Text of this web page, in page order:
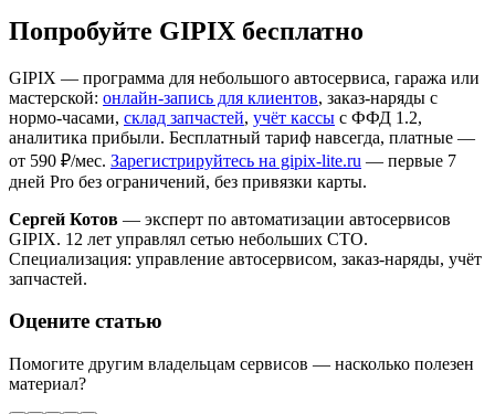
Попробуйте GIPIX бесплатно
GIPIX — программа для небольшого автосервиса, гаража или
мастерской: онлайн-запись для клиентов, заказ-наряды с
нормо-часами, склад запчастей, учёт кассы с ФФД 1.2,
аналитика прибыли. Бесплатный тариф навсегда, платные —
от 590 ₽/мес. Зарегистрируйтесь на gipix-lite.ru — первые 7
дней Pro без ограничений, без привязки карты.
Сергей Котов — эксперт по автоматизации автосервисов
GIPIX. 12 лет управлял сетью небольших СТО.
Специализация: управление автосервисом, заказ-наряды, учёт
запчастей.
Оцените статью
Помогите другим владельцам сервисов — насколько полезен
материал?